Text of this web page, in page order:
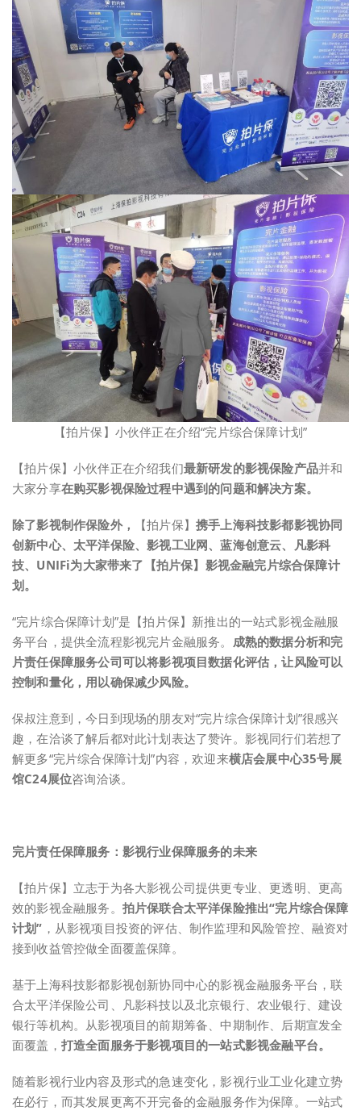
【拍片保】小伙伴正在介绍“完片综合保障计划”
【拍片保】小伙伴正在介绍我们最新研发的影视保险产品并和
大家分享在购买影视保险过程中遇到的问题和解决方案。
除了影视制作保险外， 【拍片保】 携手上海科技影都影视协同
创新中心、太平洋保险、影视工业网、蓝海创意云、凡影科
技、UNIFi为大家带来了 【拍片保】影视金融完片综合保障计
划。
“完片综合保障计划”是【拍片保】新推出的一站式影视金融服
务平台，提供全流程影视完片金融服务。 成熟的数据分析和完
片责任保障服务公司可以将影视项目数据化评估，让风险可以
控制和量化，用以确保减少风险。
保叔注意到，今日到现场的朋友对“完片综合保障计划”很感兴
趣，在洽谈了解后都对此计划表达了赞许。影视同行们若想了
解更多“完片综合保障计划”内容，欢迎来横店会展中心35号展
馆C24展位咨询洽谈。
完片责任保障服务：影视行业保障服务的未来
【拍片保】立志于为各大影视公司提供更专业、更透明、更高
效的影视金融服务。 拍片保联合太平洋保险推出“完片综合保障
计划” ，从影视项目投资的评估、制作监理和风险管控、融资对
接到收益管控做全面覆盖保障。
基于上海科技影都影视创新协同中心的影视金融服务平台，联
合太平洋保险公司、凡影科技以及北京银行、农业银行、建设
银行等机构。从影视项目的前期筹备、中期制作、后期宣发全
面覆盖， 打造全面服务于影视项目的一站式影视金融平台。
随着影视行业内容及形式的急速变化，影视行业工业化建立势
在必行，而其发展更离不开完备的金融服务作为保障。一站式